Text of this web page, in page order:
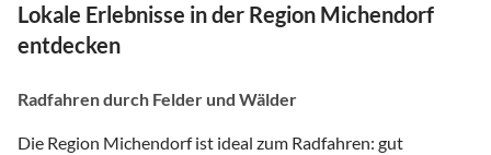
Lokale Erlebnisse in der Region Michendorf
entdecken
Radfahren durch Felder und Wälder
Die Region Michendorf ist ideal zum Radfahren: gut